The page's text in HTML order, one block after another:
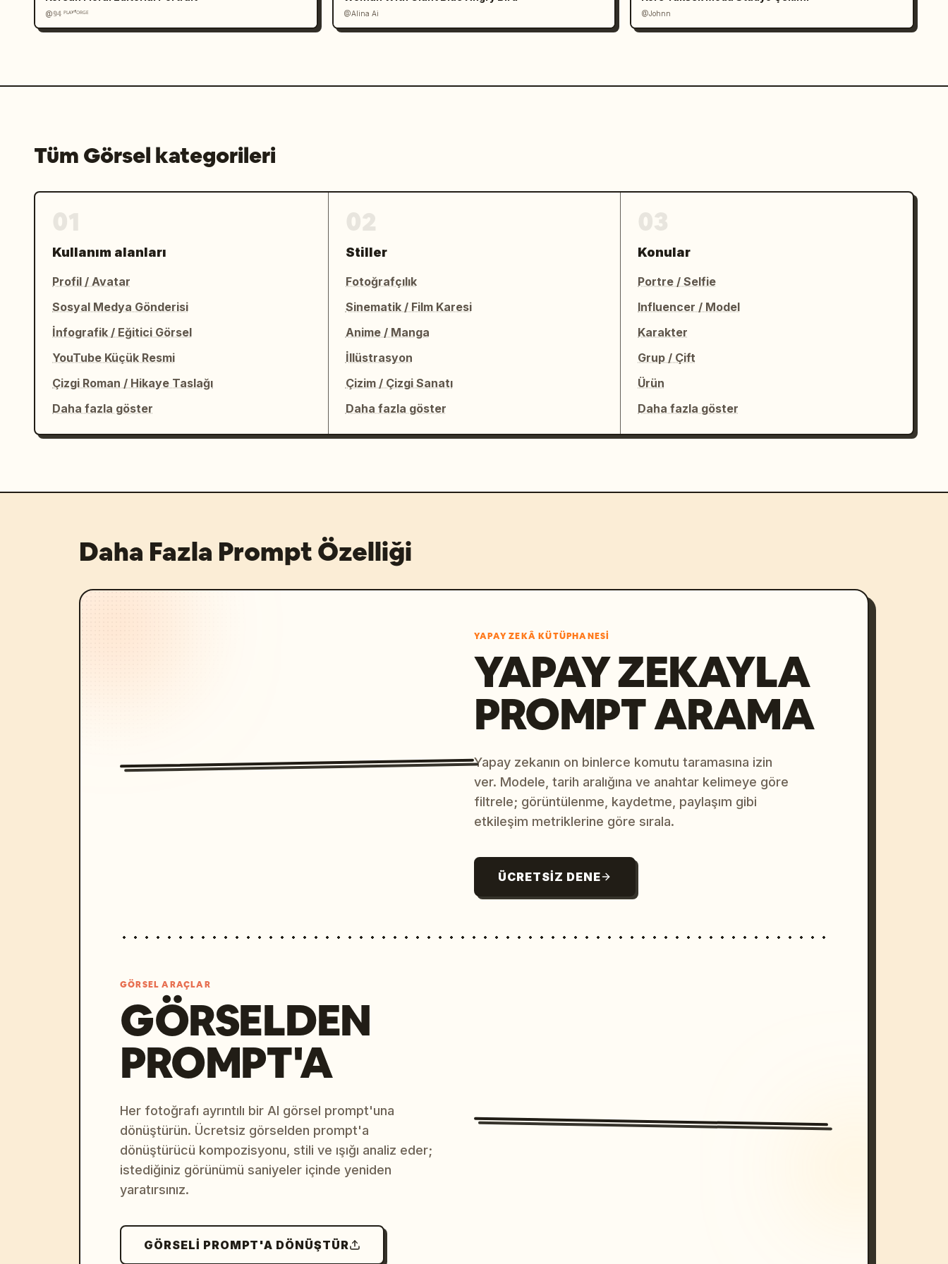
eşleştirin","Aksesuarlarla stili tamamlayın"]}]},"artifact_rendering":"kobalt
mavisi sarmaşık lotus desenli, parlak seramik yansımalı, çerçeveli kart
üzerinde tam boy stüdyo çekimi","right_product_grid":"üç görünümle eşleşen
plan, eserin birebir kopyası değil; renk, desen, silüet ve doku dilinin
halidir.","customization_focus":"
@𝟡𝟜 ᴾᴸᴬʸᶠᴼᴿᴳᴱ @Alina Ai @Johnn
Tüm Görsel kategorileri
Kullanım alanları
Profil / Avatar
Sosyal Medya Gönderisi
İnfografik / Eğitici Görsel
YouTube Küçük Resmi
Çizgi Roman / Hikaye Taslağı
Daha fazla göster
Stiller
Fotoğrafçılık
Sinematik / Film Karesi
Anime / Manga
İllüstrasyon
Çizim / Çizgi Sanatı
Daha fazla göster
Konular
Portre / Selfie
Influencer / Model
Karakter
Grup / Çift
Ürün
Daha fazla göster
Daha Fazla Prompt Özelliği
YAPAY ZEKÂ KÜTÜPHANESI
YAPAY ZEKAYLA
PROMPT ARAMA
Yapay zekanın on binlerce komutu taramasına izin
ver. Modele, tarih aralığına ve anahtar kelimeye göre
filtrele; görüntülenme, kaydetme, paylaşım gibi
etkileşim metriklerine göre sırala.
ÜCRETSIZ DENE
GÖRSEL ARAÇLAR
GÖRSELDEN
PROMPT'A
Her fotoğrafı ayrıntılı bir AI görsel prompt'una
dönüştürün. Ücretsiz görselden prompt'a
dönüştürücü kompozisyonu, stili ve ışığı analiz eder;
istediğiniz görünümü saniyeler içinde yeniden
yaratırsınız.
GÖRSELI PROMPT'A DÖNÜŞTÜR